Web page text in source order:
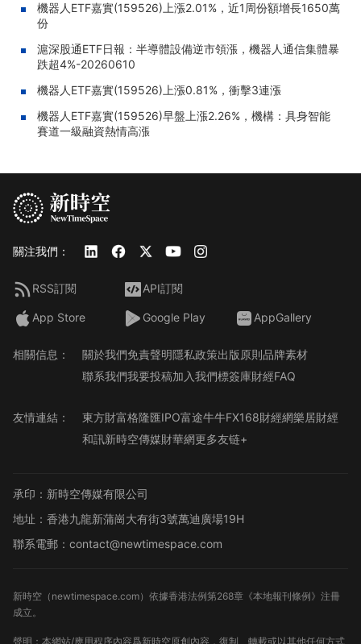
機器人ETF嘉實(159526)上漲2.01%，近1周份額增長1650萬
份
滬深股通ETF日報：半導體設備逆市領漲，機器人通信集體暴
跌超4%-20260610
機器人ETF嘉實(159526)上漲0.81%，衝擊3連漲
機器人ETF嘉實(159526)早盤上漲2.26%，機構：具身智能
賽道一級融資熱情高漲
關注我們：
RSS訂閱 API訂閱
App Store Google Play AppGallery
相關信息： 關於我們免責聲明隱私政策出版原則品牌素材
聯系我們我要投稿加入我們標簽庫財經FAQ
友情連結： 東方財富格隆匯IPO富途牛牛FX168財經網樂居財經
和訊新時空傳媒財華網更多友链+
承印：新時空傳媒有限公司
地址：香港九龍新蒲崗大有街3號萬迪廣場19H
聯系電郵：contact@newtimespace.com
新時空（ newtimespace.com）依據香港法例第268章《本地報刊條例》注冊
成立。
聲明：本網站/應用程序內容爲新時空原創內容，復制、轉載或以其他任何方式